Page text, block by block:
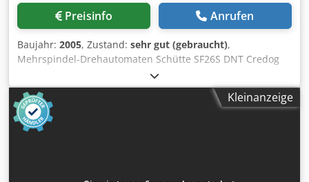
Preisinfo Anrufen
Baujahr: 2005, Zustand: sehr gut (gebraucht),
Mehrspindel-Drehautomaten Schütte SF26S DNT Credog
Kleinanzeige